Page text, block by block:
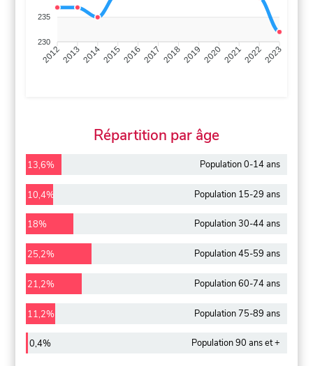
235
230
201220132014201520162017 20182019 2020202120222023
Répartition par âge
13,6% Population 0-14 ans
10,4% Population 15-29 ans
18% Population 30-44 ans
25,2% Population 45-59 ans
21,2% Population 60-74 ans
11,2% Population 75-89 ans
0,4% Population 90 ans et +